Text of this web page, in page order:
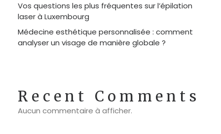
Vos questions les plus fréquentes sur l’épilation
laser à Luxembourg
Médecine esthétique personnalisée : comment
analyser un visage de manière globale ?
Recent Comments
Aucun commentaire à afficher.